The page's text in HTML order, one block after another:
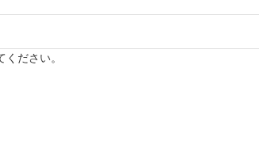
ください。